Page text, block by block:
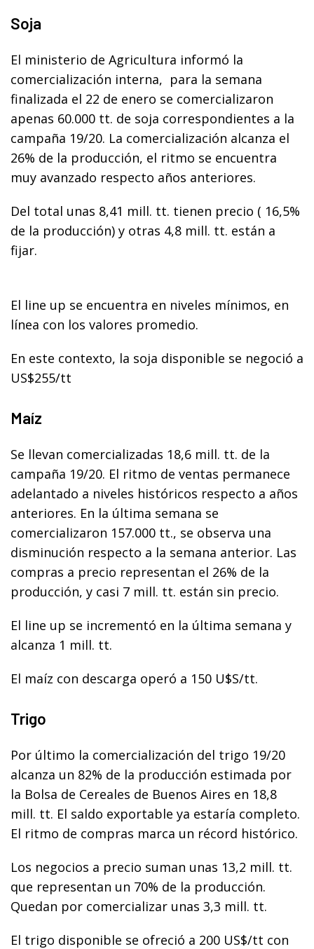
Soja
El ministerio de Agricultura informó la
comercialización interna, para la semana
finalizada el 22 de enero se comercializaron
apenas 60.000 tt. de soja correspondientes a la
campaña 19/20. La comercialización alcanza el
26% de la producción, el ritmo se encuentra
muy avanzado respecto años anteriores.
Del total unas 8,41 mill. tt. tienen precio ( 16,5%
de la producción) y otras 4,8 mill. tt. están a
fijar.
El line up se encuentra en niveles mínimos, en
línea con los valores promedio.
En este contexto, la soja disponible se negoció a
US$255/tt
Maíz
Se llevan comercializadas 18,6 mill. tt. de la
campaña 19/20. El ritmo de ventas permanece
adelantado a niveles históricos respecto a años
anteriores. En la última semana se
comercializaron 157.000 tt., se observa una
disminución respecto a la semana anterior. Las
compras a precio representan el 26% de la
producción, y casi 7 mill. tt. están sin precio.
El line up se incrementó en la última semana y
alcanza 1 mill. tt.
El maíz con descarga operó a 150 U$S/tt.
Trigo
Por último la comercialización del trigo 19/20
alcanza un 82% de la producción estimada por
la Bolsa de Cereales de Buenos Aires en 18,8
mill. tt. El saldo exportable ya estaría completo.
El ritmo de compras marca un récord histórico.
Los negocios a precio suman unas 13,2 mill. tt.
que representan un 70% de la producción.
Quedan por comercializar unas 3,3 mill. tt.
El trigo disponible se ofreció a 200 US$/tt con